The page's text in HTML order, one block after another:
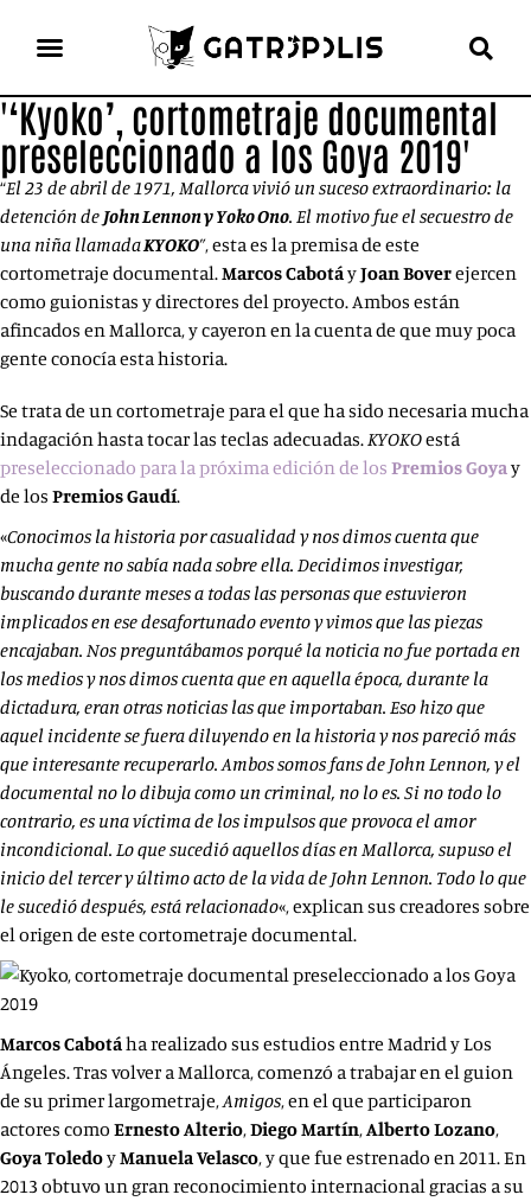
'‘Kyoko’, cortometraje documental
preseleccionado a los Goya 2019'
“El 23 de abril de 1971, Mallorca vivió un suceso extraordinario: la
detención de John Lennon y Yoko Ono. El motivo fue el secuestro de
una niña llamadaKYOKO”, esta es la premisa de este
cortometraje documental.Marcos CabotáyJoan Boverejercen
como guionistas y directores del proyecto. Ambos están
afincados en Mallorca, y cayeron en la cuenta de que muy poca
gente conocía esta historia.
Se trata de un cortometraje para el que ha sido necesaria mucha
indagación hasta tocar las teclas adecuadas.KYOKOestá
preseleccionado para la próxima edición de los Premios Goyay
de los Premios Gaudí.
«Conocimos la historia por casualidad y nos dimos cuenta que
mucha gente no sabía nada sobre ella. Decidimos investigar,
buscando durante meses a todas las personas que estuvieron
implicados en ese desafortunado evento y vimos que las piezas
encajaban. Nos preguntábamos porqué la noticia no fue portada en
los medios y nos dimos cuenta que en aquella época, durante la
dictadura, eran otras noticias las que importaban. Eso hizo que
aquel incidente se fuera diluyendo en la historia y nos pareció más
que interesante recuperarlo. Ambos somos fans de John Lennon, y el
documental no lo dibuja como un criminal, no lo es. Si no todo lo
contrario, es una víctima de los impulsos que provoca el amor
incondicional. Lo que sucedió aquellos días en Mallorca, supuso el
inicio del tercer y último acto de la vida de John Lennon. Todo lo que
le sucedió después, está relacionado«, explican sus creadores sobre
el origen de este cortometraje documental.
Marcos Cabotáha realizado sus estudios entre Madrid y Los
Ángeles. Tras volver a Mallorca, comenzó a trabajar en el guion
de su primer largometraje,Amigos, en el que participaron
actores como Ernesto Alterio,Diego Martín,Alberto Lozano,
Goya ToledoyManuela Velasco, y que fue estrenado en 2011. En
2013 obtuvo un gran reconocimiento internacional gracias a su